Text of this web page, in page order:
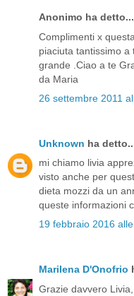
Anonimo ha detto...
Complimenti x
piaciuta tantissimo
grande .Ciao a te
da Maria
26 settembre 2011
Unknown ha
mi chiamo livia
visto anche per
dieta mozzi da un
queste informazioni
19 febbraio 2016
Marilena D'Onofrio
Grazie davvero Livia,